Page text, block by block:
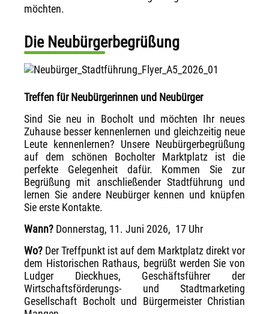
möchten.
Die Neubürgerbegrüßung
Treffen für Neubürgerinnen und Neubürger
Sind Sie neu in Bocholt und möchten Ihr neues
Zuhause besser kennenlernen und gleichzeitig neue
Leute kennenlernen? Unsere Neubürgerbegrüßung
auf dem schönen Bocholter Marktplatz ist die
perfekte Gelegenheit dafür. Kommen Sie zur
Begrüßung mit anschließender Stadtführung und
lernen Sie andere Neubürger kennen und knüpfen
Sie erste Kontakte.
Wann? Donnerstag, 11. Juni 2026, 17 Uhr
Wo? Der Treffpunkt ist auf dem Marktplatz direkt vor
dem Historischen Rathaus, begrüßt werden Sie von
Ludger Dieckhues, Geschäftsführer der
Wirtschaftsförderungs- und Stadtmarketing
Gesellschaft Bocholt und Bürgermeister Christian